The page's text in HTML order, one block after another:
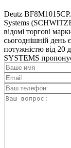
Deutz
Systems
відомі торгові
сьогоднішній день
потужністю від 20
SYSTEMS